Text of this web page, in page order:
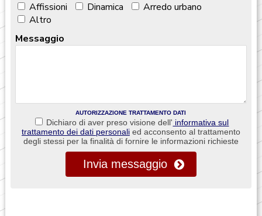
Affissioni
Dinamica
Arredo urbano
Altro
Messaggio
AUTORIZZAZIONE TRATTAMENTO DATI
Dichiaro di aver preso visione dell' informativa sul
trattamento dei dati personalied acconsento al trattamento
degli stessi per la finalità di fornire le informazioni richieste
Invia messaggio